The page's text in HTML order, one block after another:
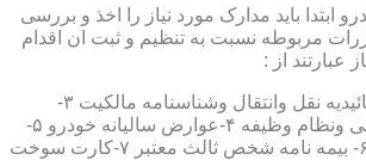
ابتدا باید مدارک مورد نیاز را اخذ و بررسی
مربوطه نسبت به تنظیم و ثبت ان اقدام
عبارتند از :
۱-مدارک مالکیت ۲-تائیدیه نقل وانتقال وشناسنامه مالکیت ۳-
مدارک هویتی وشخصی ونظام وظیفه ۴-عوارض سالیانه خودرو ۵-